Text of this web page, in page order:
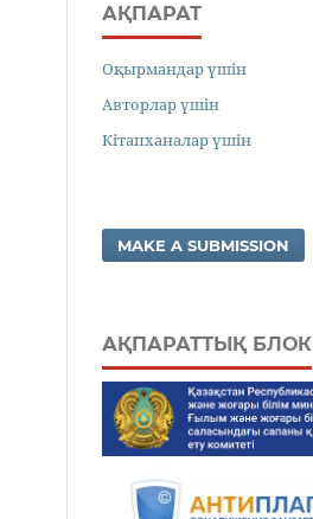
АҚПАРАТ
Оқырмандар үшін
Авторлар үшін
Кітапханалар үшін
MAKE A SUBMISSION
АҚПАРАТТЫҚ БЛОК